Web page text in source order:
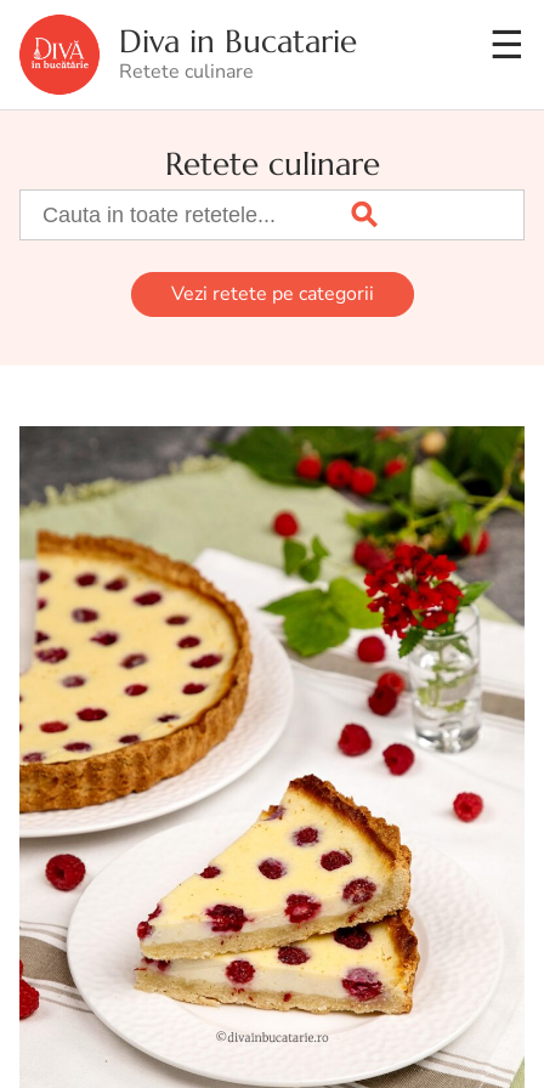
Diva in Bucatarie
Retete culinare
Retete culinare
Vezi retete pe categorii